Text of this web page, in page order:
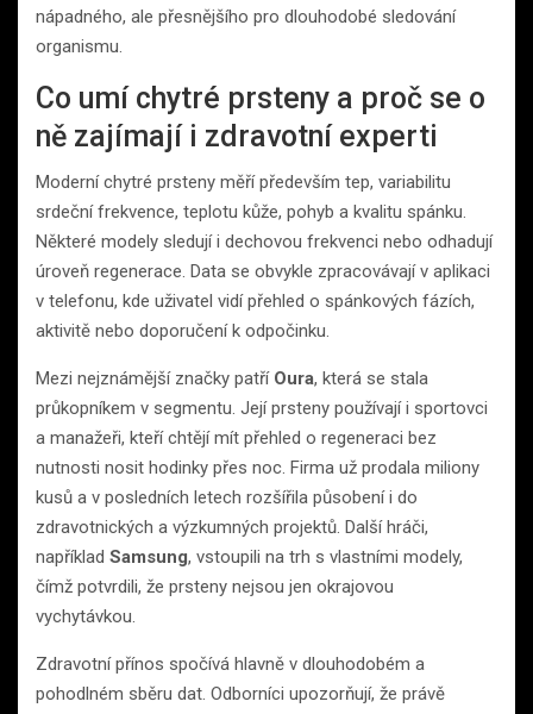
nápadného, ale přesnějšího pro dlouhodobé sledování
organismu.
Co umí chytré prsteny a proč se o
ně zajímají i zdravotní experti
Moderní chytré prsteny měří především tep, variabilitu
srdeční frekvence, teplotu kůže, pohyb a kvalitu spánku.
Některé modely sledují i dechovou frekvenci nebo odhadují
úroveň regenerace. Data se obvykle zpracovávají v aplikaci
v telefonu, kde uživatel vidí přehled o spánkových fázích,
aktivitě nebo doporučení k odpočinku.
Mezi nejznámější značky patří Oura, která se stala
průkopníkem v segmentu. Její prsteny používají i sportovci
a manažeři, kteří chtějí mít přehled o regeneraci bez
nutnosti nosit hodinky přes noc. Firma už prodala miliony
kusů a v posledních letech rozšířila působení i do
zdravotnických a výzkumných projektů. Další hráči,
například Samsung, vstoupili na trh s vlastními modely,
čímž potvrdili, že prsteny nejsou jen okrajovou
vychytávkou.
Zdravotní přínos spočívá hlavně v dlouhodobém a
pohodlném sběru dat. Odborníci upozorňují, že právě